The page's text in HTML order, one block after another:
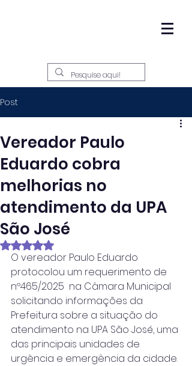
Post
Vereador Paulo
Eduardo cobra
melhorias no
atendimento da UPA
São José
Avaliado com NaN de 5 estrelas.
O vereador Paulo Eduardo
protocolou um requerimento de
nº465/2025  na Câmara Municipal
solicitando informações da
Prefeitura sobre a situação do
atendimento na UPA São José, uma
das principais unidades de
urgência e emergência da cidade.